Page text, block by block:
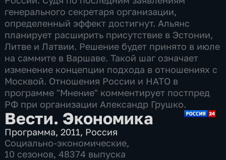
генерального секретаря организации,
определенный эффект достигнут. Альянс
планирует расширить присутствие в Эстонии,
Литве и Латвии. Решение будет принято в июле
на саммите в Варшаве. Такой шаг означает
изменение концепции подхода в отношениях с
Москвой. Отношения России и НАТО в
программе "Мнение" комментирует постпред
РФ при организации Александр Грушко.
Вести. Экономика
Программа,2011, Россия
Социально-экономические,
10 сезонов, 48374 выпуска